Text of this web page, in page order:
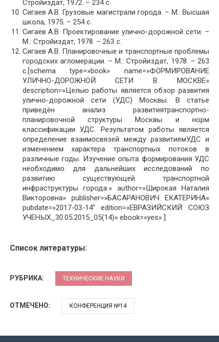
Стройиздат, 1972. – 234 с.
Сигаев А.В. Грузовые магистрали города. – М.: Высшая
школа, 1975. – 254 с.
Сигаев А.В. Проектирование улично-дорожной сети. –
М.: Стройиздат, 1978. – 263 с.
Сигаев А.В. Планировочные и транспортные проблемы
городских агломерации. – М.: Стройиздат, 1978. – 263
с.[schema type=»book» name=»ФОРМИРОВАНИЕ
УЛИЧНО-ДОРОЖНОЙ СЕТИ В МОСКВЕ»
description=»Целью работы является обзор развития
улично-дорожной сети (УДС) Москвы. В статье
приведён анализ развитиятранспортно-
планировочной структуры Москвы и норм
классификации УДС. Результатом работы является
определение взаимосвязей между развитиемУДС и
изменением характера транспортных потоков в
различные годы. Изучение опыта формирования УДС
необходимо для дальнейших исследований по
развитию существующей транспортной
инфраструктуры города.» author=»Широкая Наталия
Викторовна» publisher=»БАСАРАНОВИЧ ЕКАТЕРИНА»
pubdate=»2017-03-14″ edition=»ЕВРАЗИЙСКИЙ СОЮЗ
УЧЕНЫХ_30.05.2015_05(14)» ebook=»yes» ]
Список литературы:
РУБРИКА: ТЕХНИЧЕСКИЕ НАУКИ
ОТМЕЧЕНО: КОНФЕРЕНЦИЯ №14